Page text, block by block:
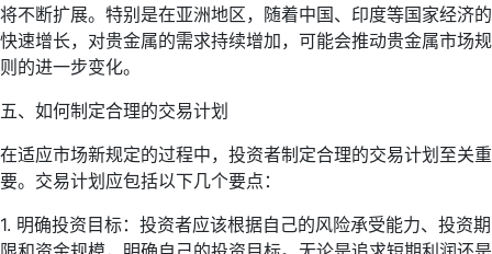
将不断扩展。特别是在亚洲地区，随着中国、印度等国家经济的
快速增长，对贵金属的需求持续增加，可能会推动贵金属市场规
则的进一步变化。
五、如何制定合理的交易计划
在适应市场新规定的过程中，投资者制定合理的交易计划至关重
要。交易计划应包括以下几个要点：
1. 明确投资目标：投资者应该根据自己的风险承受能力、投资期